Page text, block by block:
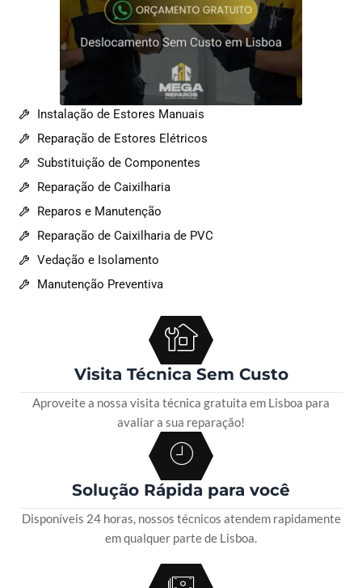
Instalação de Estores Manuais
Reparação de Estores Elétricos
Substituição de Componentes
Reparação de Caixilharia
Reparos e Manutenção
Reparação de Caixilharia de PVC
Vedação e Isolamento
Manutenção Preventiva
Visita Técnica Sem Custo
Aproveite a nossa visita técnica gratuita em Lisboa para
avaliar a sua reparação!
Solução Rápida para você
Disponíveis 24 horas, nossos técnicos atendem rapidamente
em qualquer parte de Lisboa.